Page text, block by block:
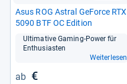
Asus ROG Astral GeForce RTX
5090 BTF OC Edi­tion
Ulti­ma­tive Gaming-​Power für
Enthu­sias­ten
Weiterlesen
€